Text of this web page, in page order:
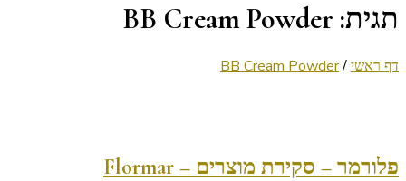
תגית: BB Cream Powder
דף ראשי/
BB Cream Powder
פלורמר – סקירת מוצרים – Flormar